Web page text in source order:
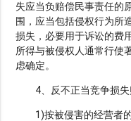
失应当负赔偿民事责任的
围，应当包括侵权行为所
损失，必要用于诉讼的费
所得与被侵权人通常行使
虑确定。
4、反不正当竞争损失
1)按被侵害的经营者的